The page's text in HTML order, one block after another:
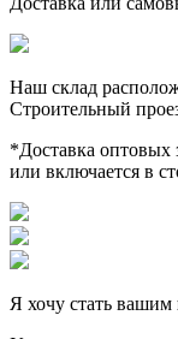
Наш склад
Строительный
*Доставка оптовых
или включается в
Я хочу стать вашим